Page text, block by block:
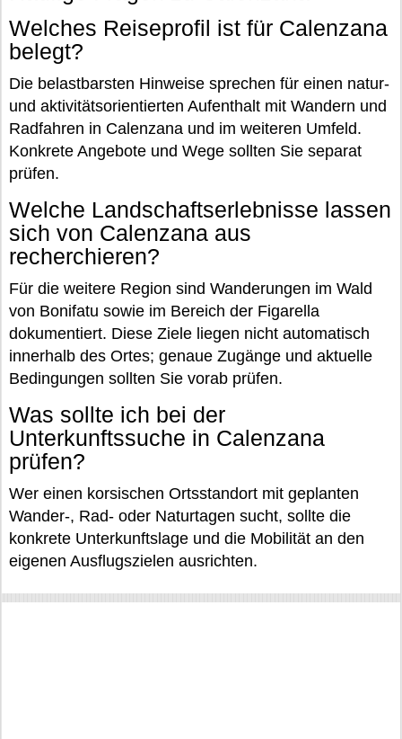
Welches Reiseprofil ist für Calenzana
belegt?
Die belastbarsten Hinweise sprechen für einen natur-
und aktivitätsorientierten Aufenthalt mit Wandern und
Radfahren in Calenzana und im weiteren Umfeld.
Konkrete Angebote und Wege sollten Sie separat
prüfen.
Welche Landschaftserlebnisse lassen
sich von Calenzana aus
recherchieren?
Für die weitere Region sind Wanderungen im Wald
von Bonifatu sowie im Bereich der Figarella
dokumentiert. Diese Ziele liegen nicht automatisch
innerhalb des Ortes; genaue Zugänge und aktuelle
Bedingungen sollten Sie vorab prüfen.
Was sollte ich bei der
Unterkunftssuche in Calenzana
prüfen?
Wer einen korsischen Ortsstandort mit geplanten
Wander-, Rad- oder Naturtagen sucht, sollte die
konkrete Unterkunftslage und die Mobilität an den
eigenen Ausflugszielen ausrichten.